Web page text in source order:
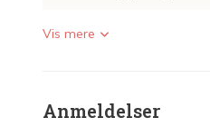
Vis mere
Anmeldelser